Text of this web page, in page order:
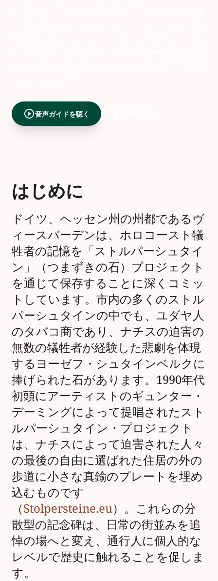
play_circle音声ガイドを聴く
はじめに
ドイツ、ヘッセン州の州都であるヴ
ィースバーデンは、ホロコースト犠
牲者の記憶を「ストルパーシュタイ
ン」（つまずきの石）プロジェクト
を通じて保存することに深くコミッ
トしています。市内の多くのストル
パーシュタインの中でも、ユダヤ人
のタバコ商であり、ナチスの迫害の
無数の犠牲者が経験した悲劇を体現
するヨーゼフ・シュタインベルクに
捧げられた石があります。1990年代
初頭にアーティストのギュンター・
デーミングによって提唱されたスト
ルパーシュタイン・プロジェクト
は、ナチスによって迫害された人々
の最後の自由に選ばれた住居の外の
歩道に小さな真鍮のプレートを埋め
込むものです
（Stolpersteine.eu）。これらの分
散型の記念碑は、日常の街並みを追
悼の場へと変え、通行人に個人的な
レベルで歴史に触れることを促しま
す。